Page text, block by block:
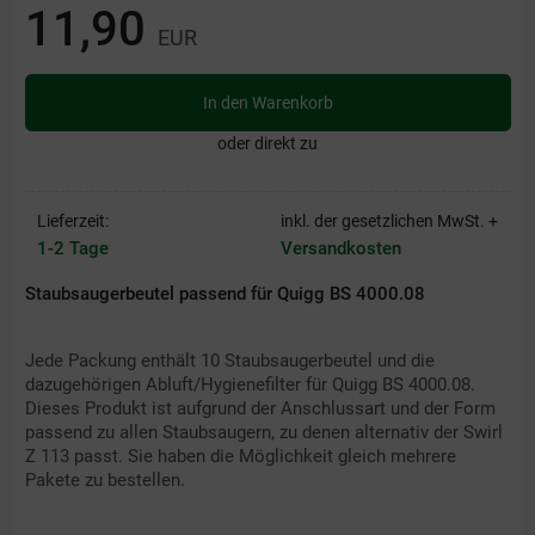
11,90 EUR
In den Warenkorb
oder direkt zu
Lieferzeit:
1-2 Tage
inkl. der gesetzlichen MwSt. +
Versandkosten
Staubsaugerbeutel passend für Quigg BS 4000.08
Jede Packung enthält 10 Staubsaugerbeutel und die
dazugehörigen Abluft/Hygienefilter für Quigg BS 4000.08.
Dieses Produkt ist aufgrund der Anschlussart und der Form
passend zu allen Staubsaugern, zu denen alternativ der Swirl
Z 113 passt. Sie haben die Möglichkeit gleich mehrere
Pakete zu bestellen.